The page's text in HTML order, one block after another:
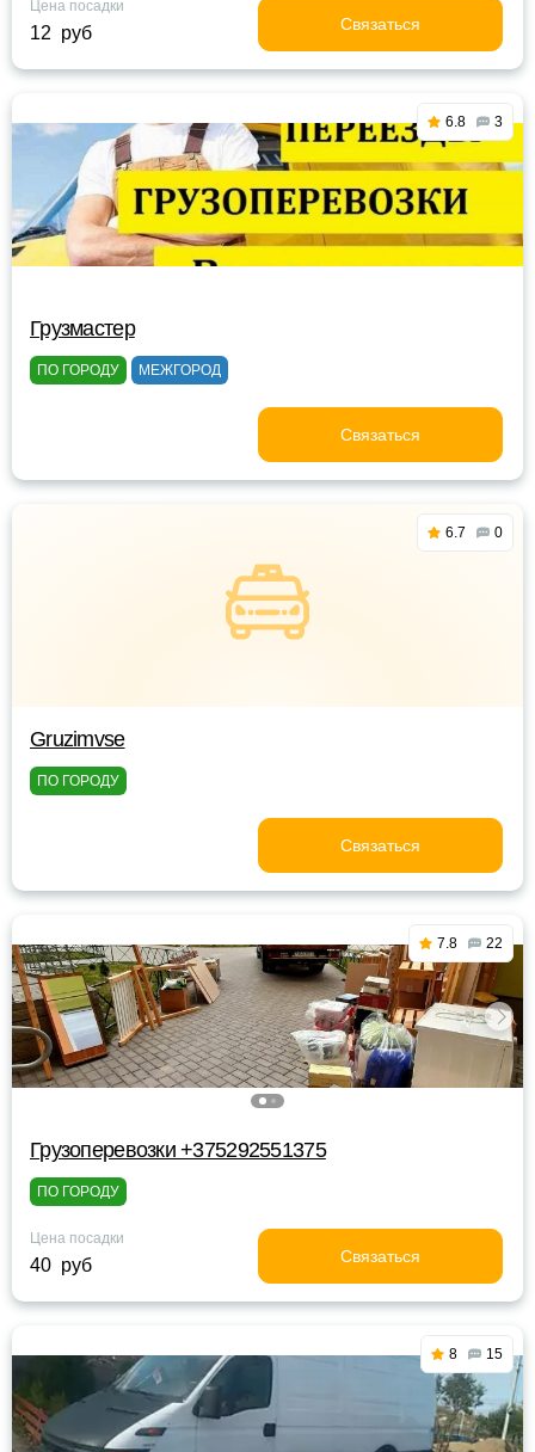
Цена посадки
12 руб Связаться
6.8 3
Грузмастер
ПО ГОРОДУ МЕЖГОРОД
Связаться
6.7 0
Gruzimvse
ПО ГОРОДУ
Связаться
7.8 22
Грузоперевозки +375292551375
ПО ГОРОДУ
Цена посадки
40 руб Связаться
8 15